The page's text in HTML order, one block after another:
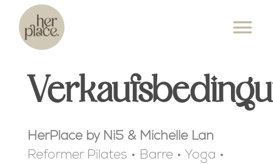
Skip
content
KURSPLAN
PREISE
HerPlace by Ni5 & Michelle Lan
Reformer Pilates • Barre • Yoga •